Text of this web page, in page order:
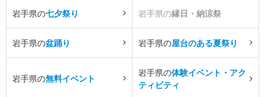
岩手県の七夕祭り 岩手県の縁日・納涼祭
岩手県の盆踊り 岩手県の屋台のある夏祭り
岩手県の無料イベント
岩手県の体験イベント・アク
ティビティ